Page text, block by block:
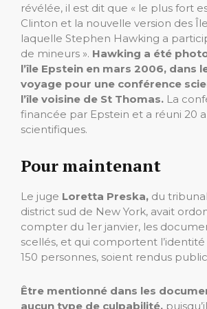
révélée, il est dit que « le plus fort
Clinton et la nouvelle version des
laquelle Stephen Hawking a
de mineurs ». Hawking a été
l’île Epstein en mars 2006, dans
voyage pour une conférence
l’île voisine de St Thomas. La
financée par Epstein et a réuni 20
scientifiques.
Pour maintenant
Le juge Loretta Preska, du
district sud de New York, avait
compter du 1er janvier, les
scellés, et qui comportent
150 personnes, soient rendus
Être mentionné dans les
aucun type de culpabilité,